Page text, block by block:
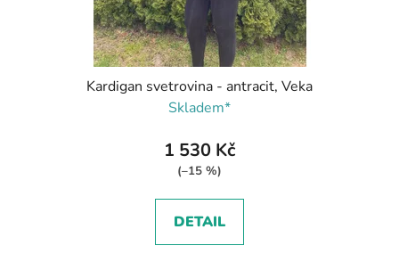
Kardigan svetrovina - antracit, Veka
Skladem*
1 530 Kč
(–15 %)
DETAIL